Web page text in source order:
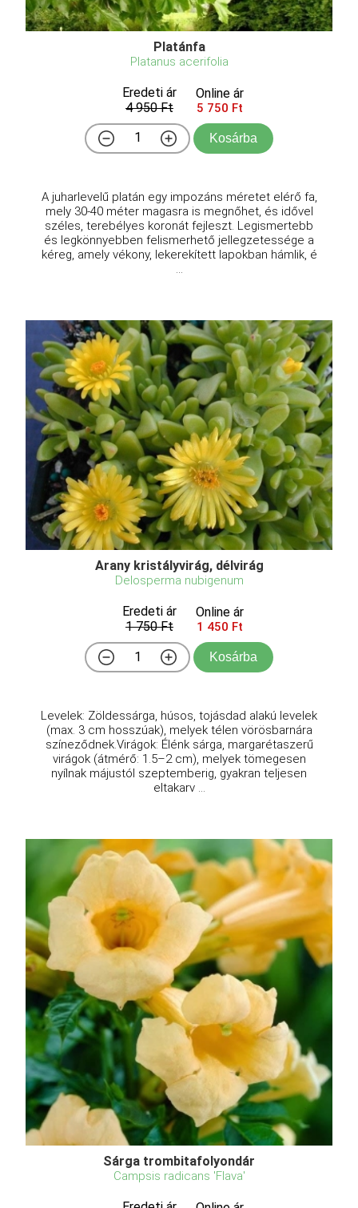
Platánfa
Platanus acerifolia
Eredeti ár
4 950 Ft
Online ár
5 750 Ft
Kosárba
A juharlevelű platán egy impozáns méretet elérő fa,
mely 30-40 méter magasra is megnőhet, és idővel
széles, terebélyes koronát fejleszt. Legismertebb
és legkönnyebben felismerhető jellegzetessége a
kéreg, amely vékony, lekerekített lapokban hámlik, é
...
Arany kristályvirág, délvirág
Delosperma nubigenum
Eredeti ár
1 750 Ft
Online ár
1 450 Ft
Kosárba
Levelek: Zöldessárga, húsos, tojásdad alakú levelek
(max. 3 cm hosszúak), melyek télen vörösbarnára
színeződnek.Virágok: Élénk sárga, margarétaszerű
virágok (átmérő: 1.5–2 cm), melyek tömegesen
nyílnak májustól szeptemberig, gyakran teljesen
eltakarv ...
Sárga trombitafolyondár
Campsis radicans 'Flava'